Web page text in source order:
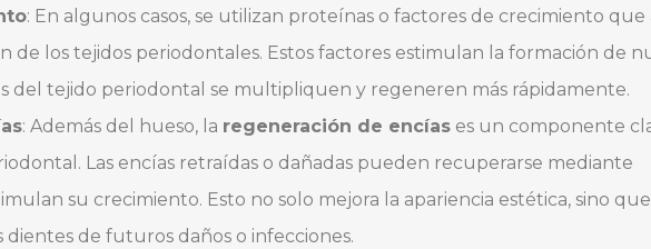
: En algunos casos, se utilizan proteínas o factores de crecimiento que
de los tejidos periodontales. Estos factores estimulan la formación de
del tejido periodontal se multipliquen y regeneren más rápidamente.
: Además del hueso, la regeneración de encías es un componente
Las encías retraídas o dañadas pueden recuperarse mediante
su crecimiento. Esto no solo mejora la apariencia estética, sino
dientes de futuros daños o infecciones.